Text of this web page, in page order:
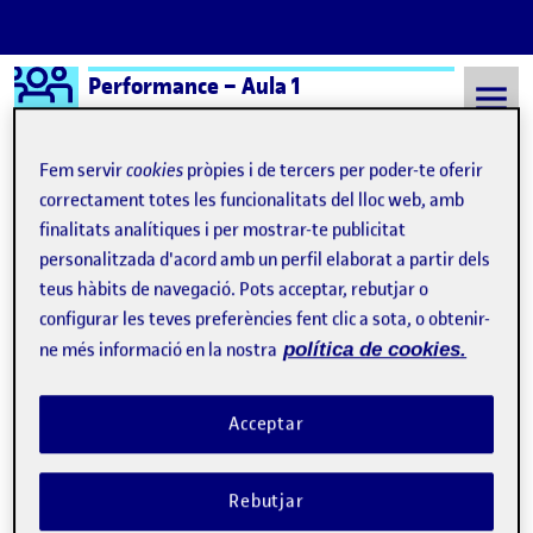
Saltar al contingut
Logo Ágora
Performance – Aula 1
Semestre 20242 - Aula 1 Lliurament de l'activitat R4.3
Lliurament de l'activitat
R4.3
REPTE 4.3 Exploració i experimentació
Guillem Alfonso-Kuban Alocen
REPTE 4.3 Exploració i experimentació Després de reflexionar
sobre la repetició com a eina expressiva i d’identitat, vaig
Fem servircookies pròpies i de tercers per poder-te oferir
correctament totes les funcionalitats del lloc web, amb
finalitats analítiques i per mostrar-te publicitat
personalitzada d'acord amb un perfil elaborat a partir dels
teus hàbits de navegació. Pots acceptar, rebutjar o
configurar les teves preferències fent clic a sota, o obtenir-
ne més informació en la nostra política de cookies.
Rebutjar
Acceptar